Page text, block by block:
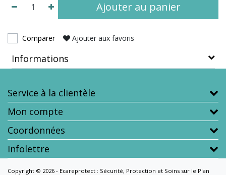
Ajouter au panier
Comparer Ajouter aux favoris
Informations
Service à la clientèle
Mon compte
Coordonnées
Infolettre
Copyright © 2026 - Ecareprotect : Sécurité, Protection et Soins sur le Plan